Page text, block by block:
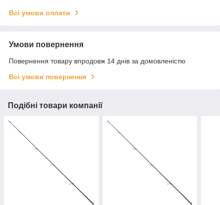
Всі умови оплати
Умови повернення
Повернення товару впродовж 14 днів за домовленістю
Всі умови повернення
Подібні товари компанії